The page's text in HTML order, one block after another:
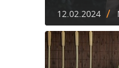
12.02.2024 /